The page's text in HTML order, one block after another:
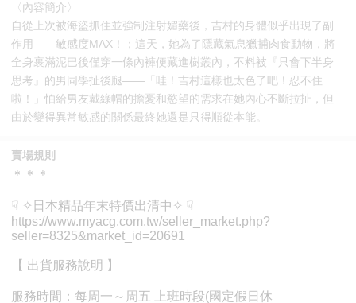
〈內容簡介〉
自從上次被海盜抓住並強制注射媚藥後，吉村的身體似乎出現了副
作用——敏感度MAX！；這天，她為了隱藏氣息獵捕肉食動物，將
全身裹滿泥巴後僅穿一條內褲便藏進樹叢內，不料被『只會下半身
思考』的男同學扯後腿——「哇！吉村這樣也太色了吧！忍不住
啦！」怕給男友戴綠帽的擔憂和慾望的需求在她內心不斷拉扯，但
由於變得異常敏感的關係最終她還是只得順從本能。
賣場規則